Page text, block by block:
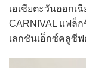
เอเชียตะวันออกเ
CARNIVAL แฟล็
เลกชันเอ็กซ์คลูซีฟ